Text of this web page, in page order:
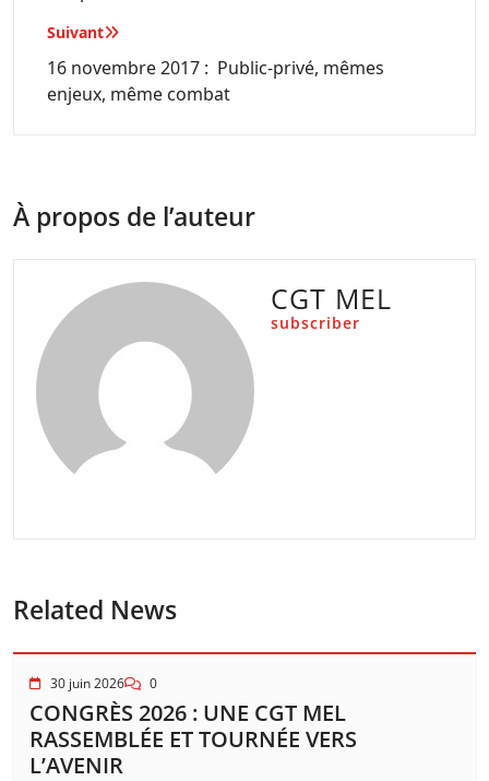
l’article
Suivant
16 novembre 2017 : Public-privé, mêmes
enjeux, même combat
À propos de l’auteur
CGT MEL
subscriber
Related News
30 juin 2026 0
CONGRÈS 2026 : UNE CGT MEL
RASSEMBLÉE ET TOURNÉE VERS
L’AVENIR